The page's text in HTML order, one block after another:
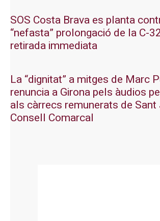
SOS Costa Brava es planta
“nefasta” prolongació de la C-
retirada immediata
La “dignitat” a mitges de Marc
renuncia a Girona pels àudios
als càrrecs remunerats de Sant
Consell Comarcal